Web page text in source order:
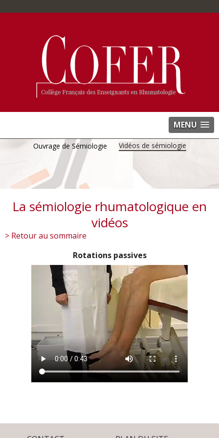
MENU
Ouvrage de Sémiologie Vidéos de sémiologie
La sémiologie rhumatologique en
vidéos
> Retour au sommaire
Rotations passives